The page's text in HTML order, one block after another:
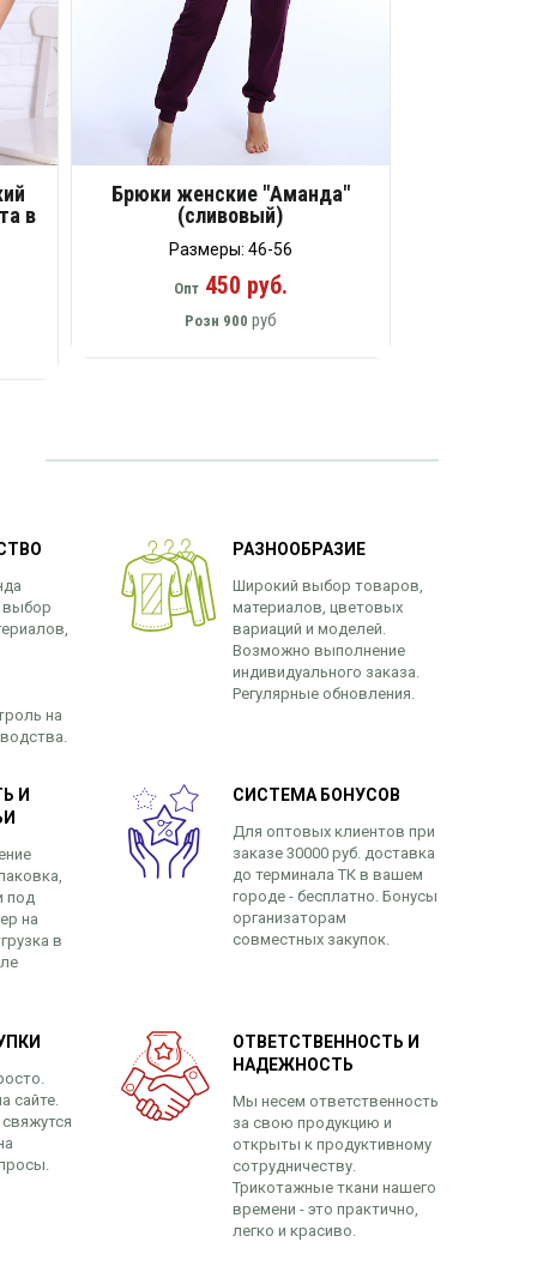
в
Брюки женские "Аманда"
(сливовый)
Размеры: 46-56
Опт450 руб.
Розн 900 руб
выбор
на
РАЗНООБРАЗИЕ
Широкий выбор товаров,
материалов, цветовых
вариаций и моделей.
Возможно выполнение
индивидуального заказа.
Регулярные обновления.
И
под
на
в
СИСТЕМА БОНУСОВ
Для оптовых клиентов при
заказе 30000 руб. доставка
до терминала ТК в вашем
городе - бесплатно. Бонусы
организаторам
совместных закупок.
сайте.
ОТВЕТСТВЕННОСТЬ И
НАДЕЖНОСТЬ
Мы несем ответственность
за свою продукцию и
открыты к продуктивному
сотрудничеству.
Трикотажные ткани нашего
времени - это практично,
легко и красиво.